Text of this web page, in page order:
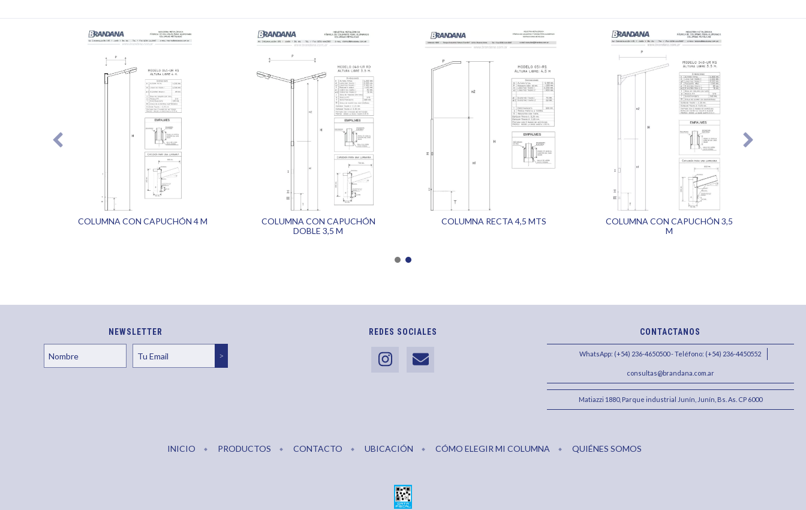
COLUMNA CON CAPUCHÓN 4 M
COLUMNA CON CAPUCHÓN
DOBLE 3,5 M
COLUMNA RECTA 4,5 MTS
COLUMNA CON CAPUCHÓN 3,5
M
NEWSLETTER REDES SOCIALES CONTACTANOS
WhatsApp: (+54) 236-4650500 - Teléfono: (+54) 236-4450552
consultas@brandana.com.ar
Matiazzi 1880, Parque industrial Junín, Junín, Bs. As. CP 6000
INICIO PRODUCTOS CONTACTO UBICACIÓN CÓMO ELEGIR MI COLUMNA QUIÉNES SOMOS